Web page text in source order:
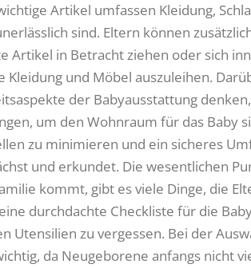
Artikel umfassen Kleidung,
sind. Eltern können
Artikel in Betracht ziehen oder sich
Kleidung und Möbel auszuleihen.
der Babyausstattung
um den Wohnraum für das Baby
zu minimieren und ein sicheres
und erkundet. Die wesentlichen
kommt, gibt es viele Dinge, die
durchdachte Checkliste für die
Utensilien zu vergessen. Bei der
da Neugeborene anfangs nicht